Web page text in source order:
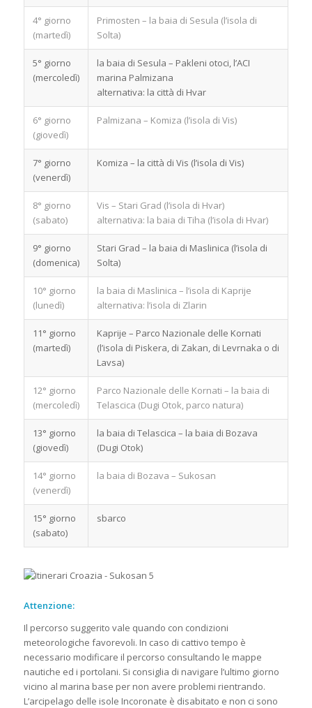
4° giorno
(martedì)
Primosten – la baia di Sesula (l’isola di
Solta)
5° giorno
(mercoledì)
la baia di Sesula – Pakleni otoci, l’ACI
marina Palmizana
alternativa: la città di Hvar
6° giorno
(giovedì)
Palmizana – Komiza (l’isola di Vis)
7° giorno
(venerdì)
Komiza – la città di Vis (l’isola di Vis)
8° giorno
(sabato)
Vis – Stari Grad (l’isola di Hvar)
alternativa: la baia di Tiha (l’isola di Hvar)
9° giorno
(domenica)
Stari Grad – la baia di Maslinica (l’isola di
Solta)
10° giorno
(lunedì)
la baia di Maslinica – l’isola di Kaprije
alternativa: l’isola di Zlarin
11° giorno
(martedì)
Kaprije – Parco Nazionale delle Kornati
(l’isola di Piskera, di Zakan, di Levrnaka o di
Lavsa)
12° giorno
(mercoledì)
Parco Nazionale delle Kornati – la baia di
Telascica (Dugi Otok, parco natura)
13° giorno
(giovedì)
la baia di Telascica – la baia di Bozava
(Dugi Otok)
14° giorno
(venerdì)
la baia di Bozava – Sukosan
15° giorno
(sabato)
sbarco
Attenzione:
Il percorso suggerito vale quando con condizioni
meteorologiche favorevoli. In caso di cattivo tempo è
necessario modificare il percorso consultando le mappe
nautiche ed i portolani. Si consiglia di navigare l’ultimo giorno
vicino al marina base per non avere problemi rientrando.
L’arcipelago delle isole Incoronate è disabitato e non ci sono